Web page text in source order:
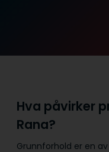
Hva påvirker
Rana?
Grunnforhold er en